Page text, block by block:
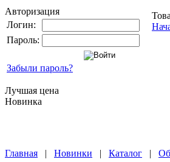
Авторизация
Логин:
Пароль:
Забыли пароль?
Лучшая цена
Новинка
Главная | Новинки | Каталог |